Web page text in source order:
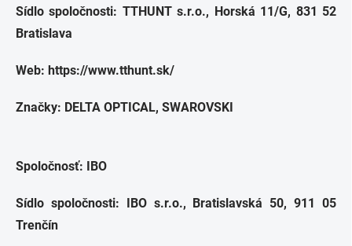
Sídlo spoločnosti: TTHUNT s.r.o., Horská 11/G, 831 52
Bratislava
Web: https://www.tthunt.sk/
Značky: DELTA OPTICAL, SWAROVSKI
Spoločnosť: IBO
Sídlo spoločnosti: IBO s.r.o., Bratislavská 50, 911 05
Trenčín